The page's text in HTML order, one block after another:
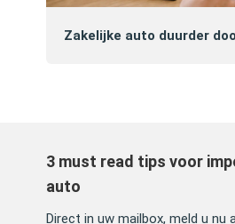
Zakelijke auto duurder door
3 must read tips voor
auto
Direct in uw mailbox, meld u nu